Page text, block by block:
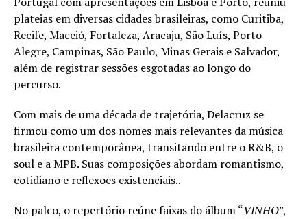
plateias em diversas cidades brasileiras, como Curitiba,
Recife, Maceió, Fortaleza, Aracaju, São Luís, Porto
Alegre, Campinas, São Paulo, Minas Gerais e Salvador,
além de registrar sessões esgotadas ao longo do
percurso.
Com mais de uma década de trajetória, Delacruz se
firmou como um dos nomes mais relevantes da música
brasileira contemporânea, transitando entre o R&B, o
soul e a MPB. Suas composições abordam romantismo,
cotidiano e reflexões existenciais..
No palco, o repertório reúne faixas do álbum “VINHO”,